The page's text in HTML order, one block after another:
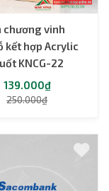
chương vinh
kết hợp Acrylic
KNCG-22
139.000₫
250.000₫